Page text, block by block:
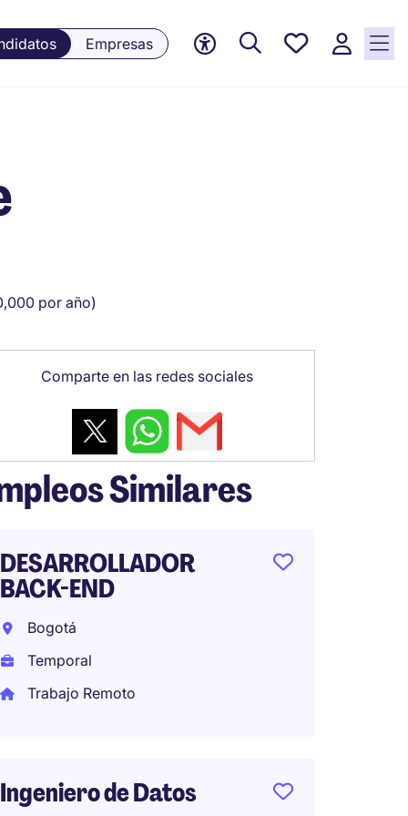
Empresas
Empleos
por año)
Comparte en las redes sociales
Similares
DESARROLLADOR
BACK-END
Bogotá
Temporal
Trabajo Remoto
Ingeniero de Datos